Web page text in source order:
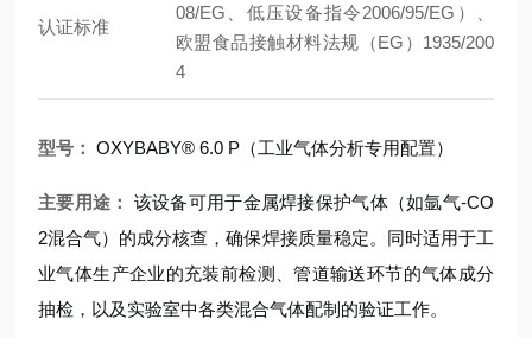
认证标准
08/EG、低压设备指令2006/95/EG）、
欧盟食品接触材料法规（EG）1935/200
4
型号： OXYBABY® 6.0 P（工业气体分析专用配置）
主要用途：
该设备可用于金属焊接保护气体（如氩气-CO
2混合气）的成分核查，确保焊接质量稳定。同时适用于工
业气体生产企业的充装前检测、管道输送环节的气体成分
抽检，以及实验室中各类混合气体配制的验证工作。